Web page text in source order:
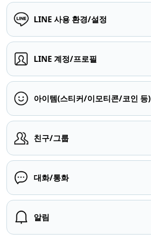
LINE 사용 환경/설정
LINE 계정/프로필
아이템(스티커/이모티콘/코인 등)
친구/그룹
대화/통화
알림